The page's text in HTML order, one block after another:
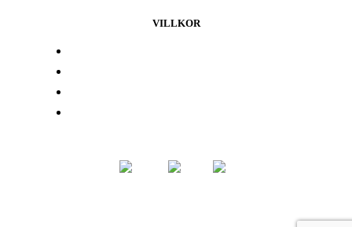
VILLKOR